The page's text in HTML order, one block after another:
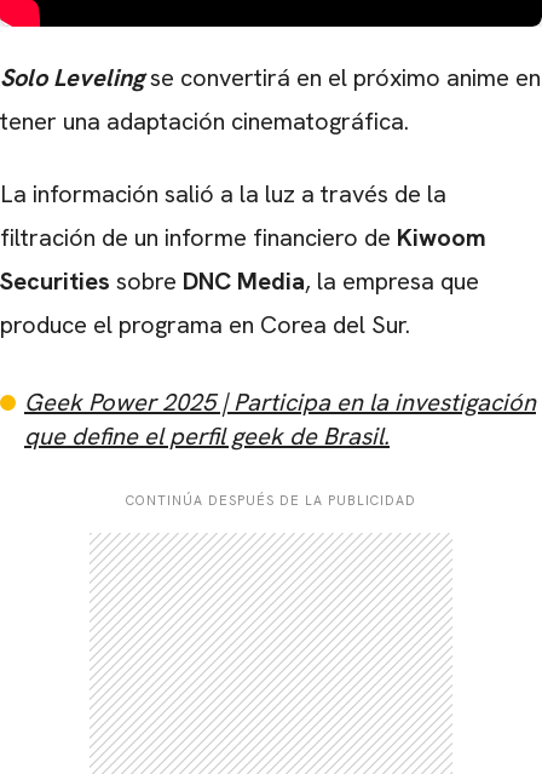
Solo Levelingse convertirá en el próximo anime en
tener una adaptación cinematográfica.
La información salió a la luz a través de la
filtración de un informe financiero de Kiwoom
Securities sobre DNC Media, la empresa que
produce el programa en Corea del Sur.
Geek Power 2025 | Participa en la investigación
que define el perfil geek de Brasil.
CONTINÚA DESPUÉS DE LA PUBLICIDAD